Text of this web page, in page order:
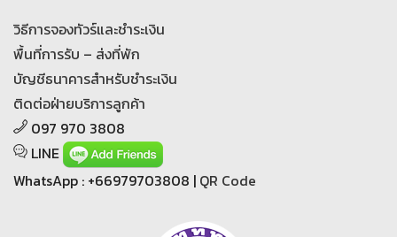
วิธีการจองทัวร์และชำระเงิน
พื้นที่การรับ – ส่งที่พัก
บัญชีธนาคารสำหรับชำระเงิน
ติดต่อฝ่ายบริการลูกค้า
097 970 3808
LINE
WhatsApp : +66979703808 | QR Code